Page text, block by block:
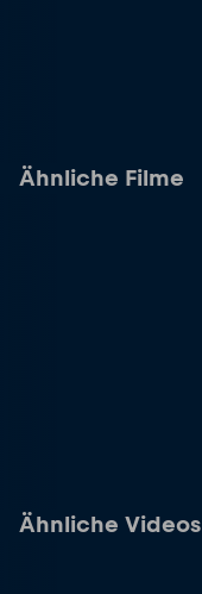
Ähnliche Filme
Ähnliche Videos